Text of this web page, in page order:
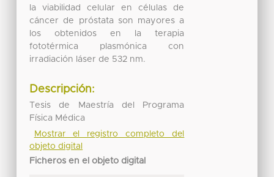
la viabilidad celular en células de
cáncer de próstata son mayores a
los obtenidos en la terapia
fototérmica plasmónica con
irradiación láser de 532 nm.
Descripción:
Tesis de Maestría del Programa
Física Médica
Mostrar el registro completo del
objeto digital
Ficheros en el objeto digital